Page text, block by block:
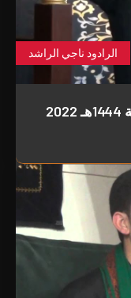
الرادود ناجي الراشد
ليلة الحادي عشر من محرم لسنة 1444هـ 2022